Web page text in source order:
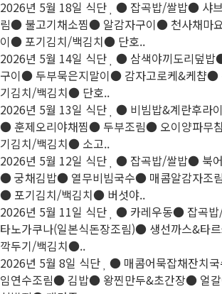
2026년 5월 18일 식단 ● 잡곡밥/쌀밥● 샤
림● 불고기채소찜● 알감자구이● 천사채마
이● 포기김치/백김치● 단호..
2026년 5월 14일 식단 ● 삼색야끼도리덮
구이● 두부묵은지말이● 감자고로케&케챱●
기김치/백김치● 단호..
2026년 5월 13일 식단 ● 비빔밥&계란후라
● 훈제오리야채찜● 두부조림● 오이양파무
기김치/백김치● 소고..
2026년 5월 12일 식단 ● 잡곡밥/쌀밥● 북
● 궁채김밥● 열무비빔국수● 매콤알감자조
● 포기김치/백김치● 버섯야..
2026년 5월 11일 식단 ● 카레우동● 잡곡
타노가쿠나(일본식돈장조림)● 생선까스&타
깍두기/백김치●..
2026년 5월 8일 식단 ● 매콤어묵잡채잔치
임연수조림● 김밥● 왕찐만두&초간장● 얼